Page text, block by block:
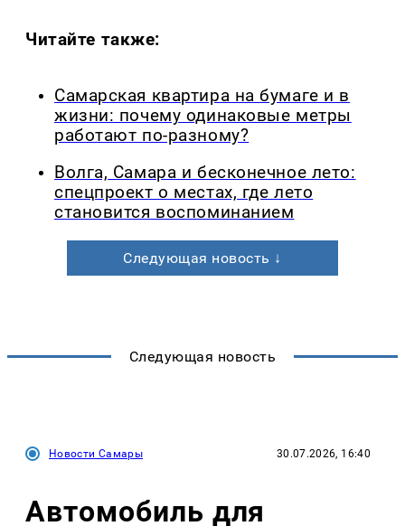
Читайте также:
Самарская квартира на бумаге и в
жизни: почему одинаковые метры
работают по-разному?
Волга, Самара и бесконечное лето:
спецпроект о местах, где лето
становится воспоминанием
Следующая новость ↓
Следующая новость
Новости Самары 30.07.2026, 16:40
Автомобиль для